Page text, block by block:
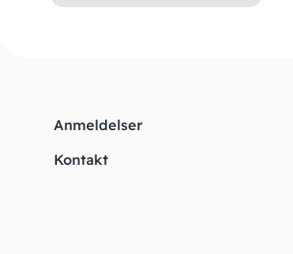
Anmeldelser
Kontakt